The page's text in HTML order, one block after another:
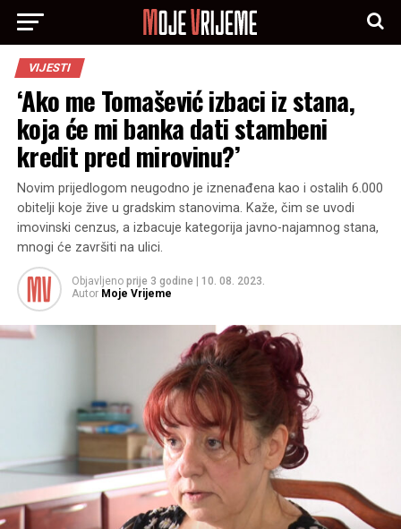
VIJESTI
‘Ako me Tomašević izbaci iz stana,
koja će mi banka dati stambeni
kredit pred mirovinu?’
Novim prijedlogom neugodno je iznenađena kao i ostalih 6.000
obitelji koje žive u gradskim stanovima. Kaže, čim se uvodi
imovinski cenzus, a izbacuje kategorija javno-najamnog stana,
mnogi će završiti na ulici.
Objavljeno prije 3 godine
10. 08. 2023.
Autor Moje Vrijeme